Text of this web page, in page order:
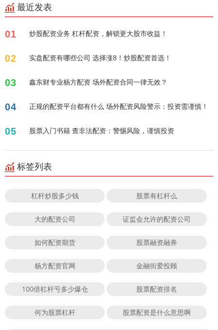
最近发表
01 炒股配资业务 杠杆配资，解锁更大股市收益！
02 实盘配资有哪些公司 选择涨8！炒股配资首选！
03 鑫东财专业杨方配资 场外配资合同一律无效？
04 正规的配资平台都有什么 场外配资风险警示：投资需谨慎！
05 股票入门书籍 查非法配资：警惕风险，谨慎投资
标签列表
杠杆炒股多少钱 股票有杠杆么
大的配资公司 证监会允许的配资公司
如何配资期货 股票融资融券
杨方配资官网 金融街爱投顾
100倍杠杆亏多少爆仓 股票配资排名
何为股票杠杆 股票配资是什么意思啊